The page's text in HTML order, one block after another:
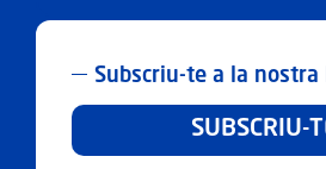
Subscriu-te a la
SUBSCRIU-